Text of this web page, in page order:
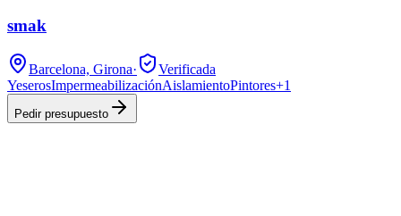
smak
Barcelona, Girona·
Verificada
YeserosImpermeabilizaciónAislamientoPintores+1
Pedir presupuesto